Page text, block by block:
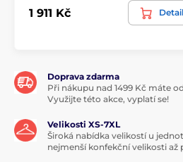
1 911 Kč Detail
Doprava zdarma
Při nákupu nad 1499 Kč máte
Využijte této akce, vyplatí se!
Velikosti XS-7XL
Široká nabídka velikostí u
nejmenší konfekční velikosti až